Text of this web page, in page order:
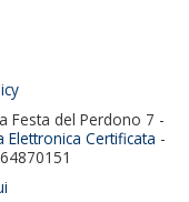
Festa del Perdono 7 -
Elettronica Certificata -